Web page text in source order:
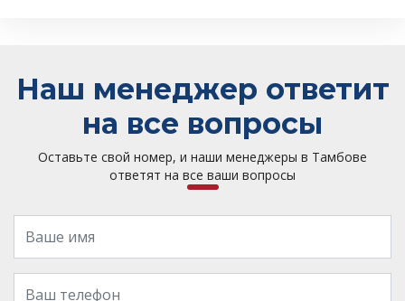
Наш менеджер ответит
на все вопросы
Оставьте свой номер, и наши менеджеры в Тамбове
ответят на все ваши вопросы